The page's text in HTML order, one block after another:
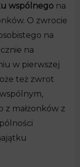
wspólnegona
O zwrocie
na
na
w pierwszej
też zwrot
z małżonków z